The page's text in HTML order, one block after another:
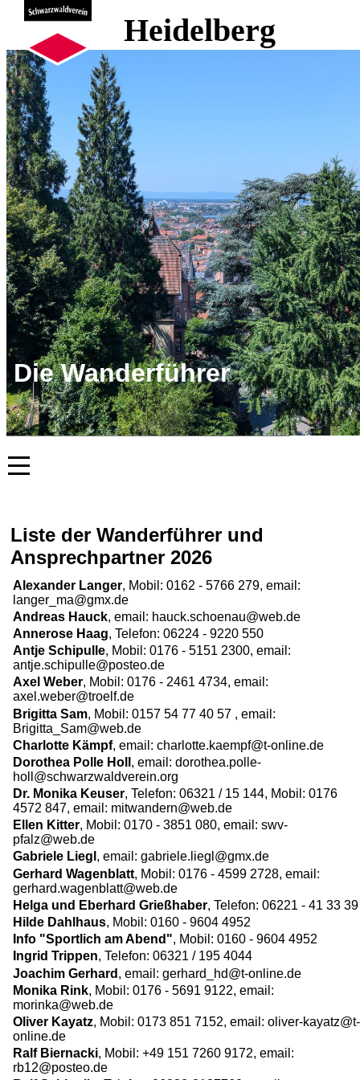
Heidelberg
Die Wanderführer
Liste der Wanderführer und
Ansprechpartner 2026
Alexander Langer, Mobil: 0162 - 5766 279, email:
langer_ma@gmx.de
Andreas Hauck, email: hauck.schoenau@web.de
Annerose Haag, Telefon: 06224 - 9220 550
Antje Schipulle, Mobil: 0176 - 5151 2300, email:
antje.schipulle@posteo.de
Axel Weber, Mobil: 0176 - 2461 4734, email:
axel.weber@troelf.de
Brigitta Sam, Mobil: 0157 54 77 40 57 , email:
Brigitta_Sam@web.de
Charlotte Kämpf, email: charlotte.kaempf@t-online.de
Dorothea Polle Holl , email: dorothea.polle-
holl@schwarzwaldverein.org
Dr. Monika Keuser, Telefon: 06321 / 15 144, Mobil: 0176
4572 847, email: mitwandern@web.de
Ellen Kitter, Mobil: 0170 - 3851 080, email: swv-
pfalz@web.de
Gabriele Liegl , email: gabriele.liegl@gmx.de
Gerhard Wagenblatt, Mobil: 0176 - 4599 2728, email:
gerhard.wagenblatt@web.de
Helga und Eberhard Grießhaber, Telefon: 06221 - 41 33 39
Hilde Dahlhaus, Mobil: 0160 - 9604 4952
Info "Sportlich am Abend", Mobil: 0160 - 9604 4952
Ingrid Trippen, Telefon: 06321 / 195 4044
Joachim Gerhard , email: gerhard_hd@t-online.de
Monika Rink, Mobil: 0176 - 5691 9122, email:
morinka@web.de
Oliver Kayatz, Mobil: 0173 851 7152, email: oliver-kayatz@t-
online.de
Ralf Biernacki, Mobil: +49 151 7260 9172, email:
rb12@posteo.de